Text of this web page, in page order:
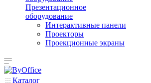
Презентационное
оборудование
Интерактивные панели
Проекторы
Проекционные экраны
Каталог